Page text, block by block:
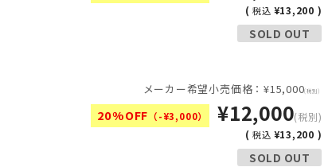
(税込 ¥13,200 )
SOLD OUT
メーカー希望小売価格：¥15,000(税別)
20%OFF （-¥3,000） ¥12,000(税別)
(税込 ¥13,200 )
SOLD OUT